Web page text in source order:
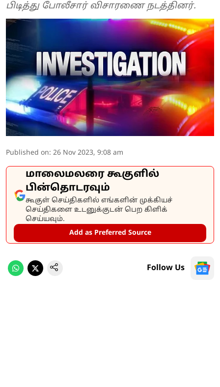
பிடித்து போலீசார் விசாரணை நடத்தினர்.
Published on: 26 Nov 2023, 9:08 am
மாலைமலரை கூகுளில்
பின்தொடரவும்
கூகுள் செய்திகளில் எங்களின் முக்கியச்
செய்திகளை உடனுக்குடன் பெற கிளிக்
செய்யவும்.
Add as Preferred Source
Follow Us